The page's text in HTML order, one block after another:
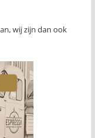
wij zijn dan ook